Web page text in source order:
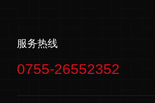
服务热线
0755-26552352